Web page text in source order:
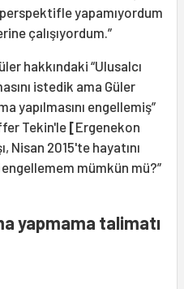
yapamıyordum
çalışıyordum.”
hakkındaki “Ulusalcı
istedik ama Güler
yapılmasını engellemiş”
Tekin'le [Ergenekon
Nisan 2015'te hayatını
mümkün mü?”
yapmama talimatı